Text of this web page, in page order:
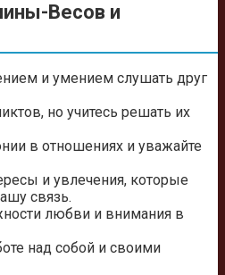
Весов и
и умением слушать друг
но учитесь решать их
в отношениях и уважайте
и увлечения, которые
связь.
любви и внимания в
над собой и своими